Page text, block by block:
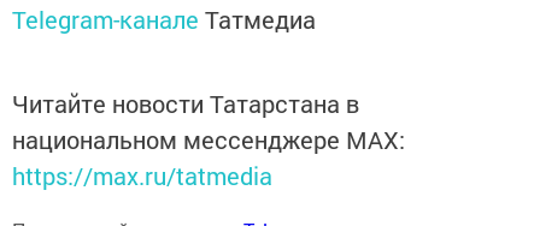
Telegram-канале Татмедиа
Читайте новости Татарстана в
национальном мессенджере MАХ:
https://max.ru/tatmedia